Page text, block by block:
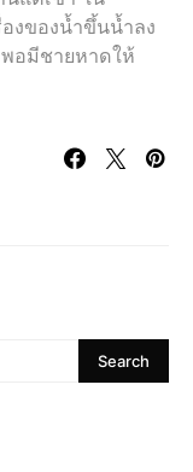
งของน้ำขึ้นน้ำลง
อมีชายหาดให้
Search